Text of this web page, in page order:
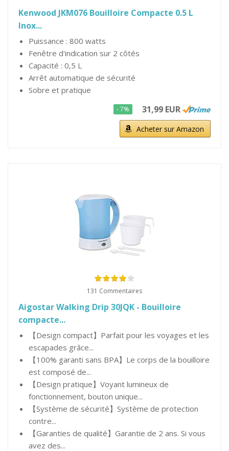
Kenwood JKM076 Bouilloire Compacte 0.5 L
Inox...
Puissance : 800 watts
Fenêtre d'indication sur 2 côtés
Capacité : 0,5 L
Arrêt automatique de sécurité
Sobre et pratique
- 7% 31,99 EUR
Acheter sur Amazon
131 Commentaires
Aigostar Walking Drip 30JQK - Bouilloire
compacte...
【Design compact】Parfait pour les voyages et les
escapades grâce...
【100% garanti sans BPA】Le corps de la bouilloire
est composé de...
【Design pratique】Voyant lumineux de
fonctionnement, bouton unique...
【Système de sécurité】Système de protection
contre...
【Garanties de qualité】Garantie de 2 ans. Si vous
avez des...